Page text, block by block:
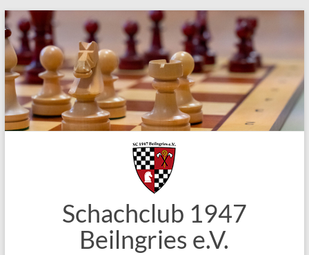
Zum
Inhalt
springen
Schachclub 1947
Beilngries e.V.